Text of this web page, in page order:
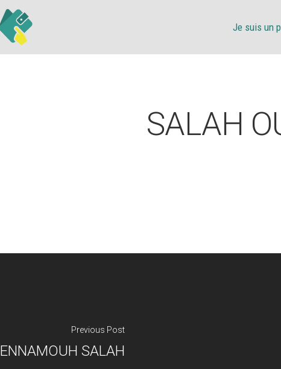
Je suis un
SALAH
Previous Post
ENNAMOUH SALAH